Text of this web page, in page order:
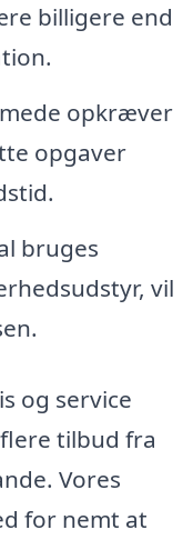
billigere end
opkræver
opgaver
bruges
vil
og service
tilbud fra
Vores
for nemt at